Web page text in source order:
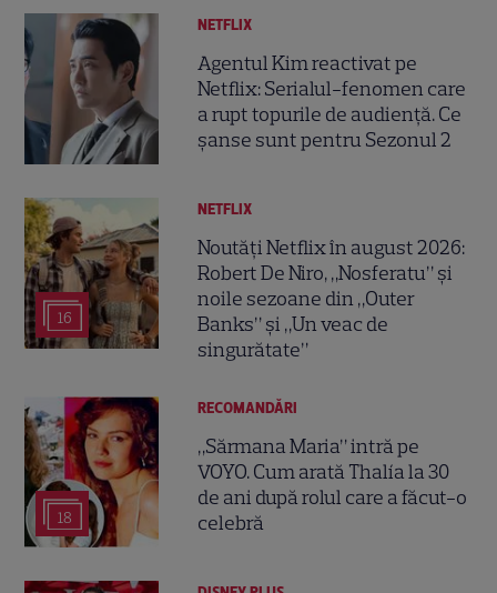
NETFLIX
Agentul Kim reactivat pe
Netflix: Serialul-fenomen care
a rupt topurile de audiență. Ce
șanse sunt pentru Sezonul 2
16
NETFLIX
Noutăți Netflix în august 2026:
Robert De Niro, „Nosferatu” și
noile sezoane din „Outer
Banks” și „Un veac de
singurătate”
18
RECOMANDĂRI
„Sărmana Maria” intră pe
VOYO. Cum arată Thalía la 30
de ani după rolul care a făcut-o
celebră